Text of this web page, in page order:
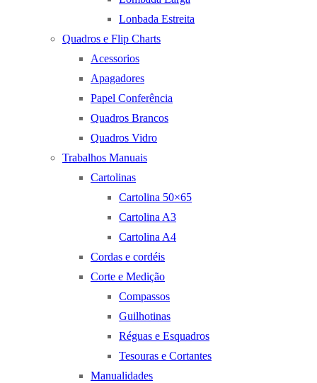
Lonbada Estreita
Quadros e Flip Charts
Acessorios
Apagadores
Papel Conferência
Quadros Brancos
Quadros Vidro
Trabalhos Manuais
Cartolinas
Cartolina 50×65
Cartolina A3
Cartolina A4
Cordas e cordéis
Corte e Medição
Compassos
Guilhotinas
Réguas e Esquadros
Tesouras e Cortantes
Manualidades